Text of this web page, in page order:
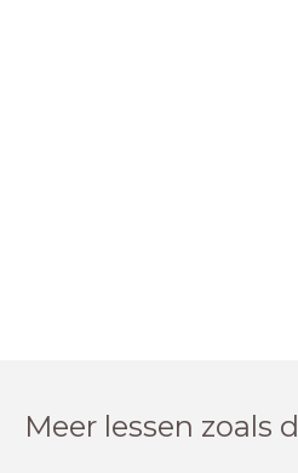
Meer lessen zoals